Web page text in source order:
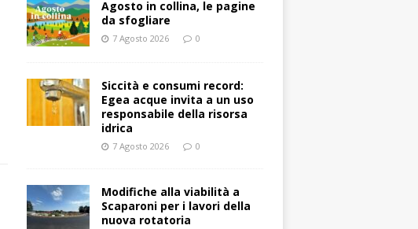
Agosto in collina, le pagine
da sfogliare
7 Agosto 2026 0
Siccità e consumi record:
Egea acque invita a un uso
responsabile della risorsa
idrica
7 Agosto 2026 0
Modifiche alla viabilità a
Scaparoni per i lavori della
nuova rotatoria